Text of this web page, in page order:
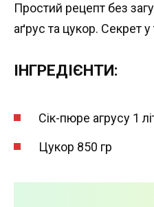
Простий рецепт без
аґрус та цукор. Секрет у
ІНГРЕДІЄНТИ:
Сік-пюре агрусу 1
Цукор 850 гр